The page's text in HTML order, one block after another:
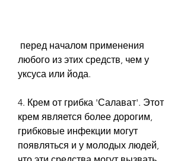
любого из этих средств, чем у
уксуса или йода.
4. Крем от грибка 'Салават'. Этот
крем является более дорогим,
грибковые инфекции могут
появляться и у молодых людей,